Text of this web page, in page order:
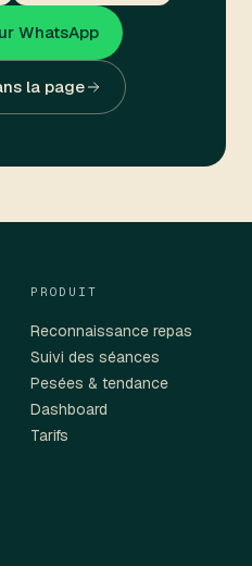
WhatsApp
la page
PRODUIT
Reconnaissance repas
Suivi des séances
Pesées & tendance
Dashboard
Tarifs